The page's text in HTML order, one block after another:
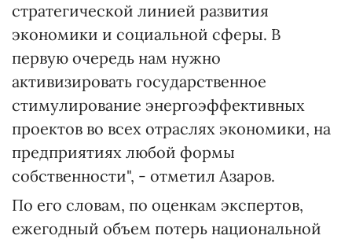
стратегической линией развития
экономики и социальной сферы. В
первую очередь нам нужно
активизировать государственное
стимулирование энергоэффективных
проектов во всех отраслях экономики, на
предприятиях любой формы
собственности", - отметил Азаров.
По его словам, по оценкам экспертов,
ежегодный объем потерь национальной